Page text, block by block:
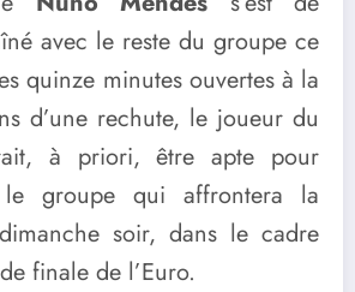
avec le reste du groupe ce
quinze minutes ouvertes à la
d’une rechute, le joueur du
à priori, être apte pour
groupe qui affrontera la
soir, dans le cadre
finale de l’Euro.